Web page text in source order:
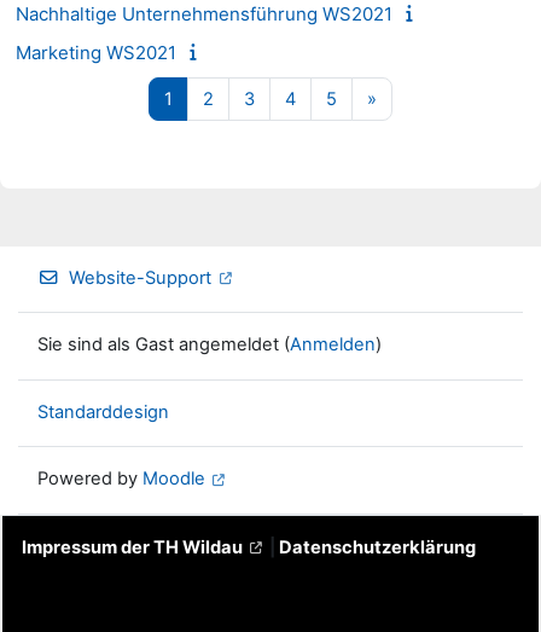
Nachhaltige Unternehmensführung WS2021
Marketing WS2021
1 Seite 1
2 Seite 2
3Seite 3
4Seite 4
5 Seite 5
»
Website-Support
Sie sind als Gast angemeldet (Anmelden)
Standarddesign
Powered by Moodle
Impressum der TH Wildau Datenschutzerklärung